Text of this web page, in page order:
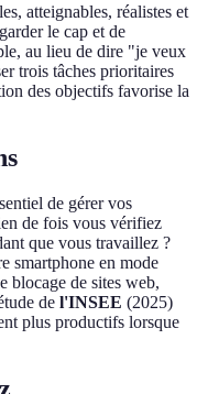
atteignables, réalistes et
le cap et de
au lieu de dire "je veux
trois tâches prioritaires
des objectifs favorise la
de gérer vos
de fois vous vérifiez
que vous travaillez ?
smartphone en mode
blocage de sites web,
de l'INSEE (2025)
plus productifs lorsque